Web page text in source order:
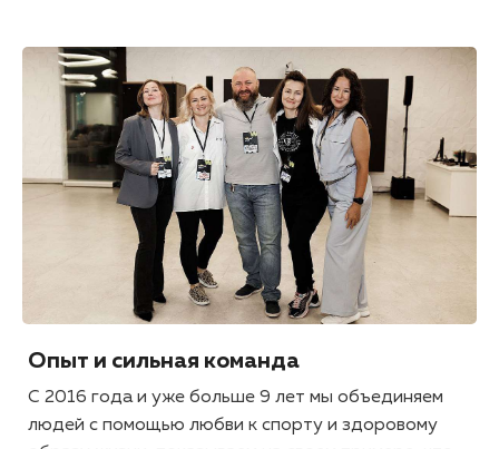
Опыт и сильная команда
С 2016 года и уже больше 9 лет мы объединяем
людей с помощью любви к спорту и здоровому